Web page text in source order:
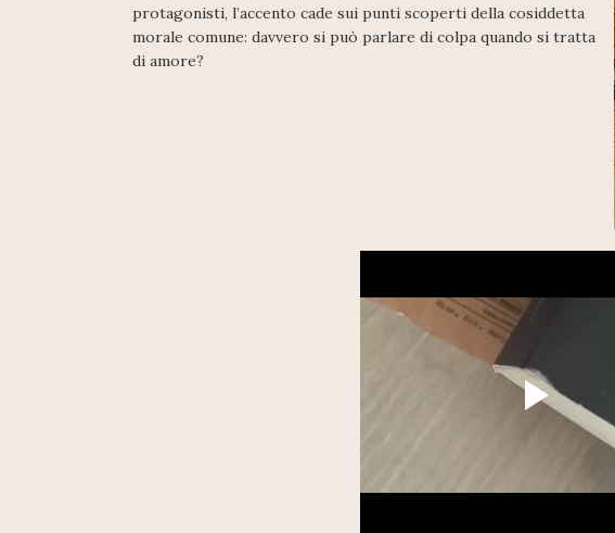
protagonisti, l’accento cade sui punti scoperti della cosiddetta
morale comune: davvero si può parlare di colpa quando si tratta
di amore?